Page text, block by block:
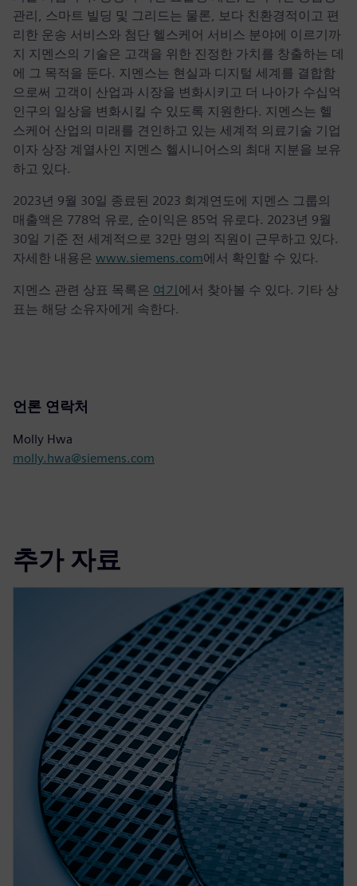
관리, 스마트 빌딩 및 그리드는 물론, 보다 친환경적이고 편
리한 운송 서비스와 첨단 헬스케어 서비스 분야에 이르기까
지 지멘스의 기술은 고객을 위한 진정한 가치를 창출하는 데
에 그 목적을 둔다. 지멘스는 현실과 디지털 세계를 결합함
으로써 고객이 산업과 시장을 변화시키고 더 나아가 수십억
인구의 일상을 변화시킬 수 있도록 지원한다. 지멘스는 헬
스케어 산업의 미래를 견인하고 있는 세계적 의료기술 기업
이자 상장 계열사인 지멘스 헬시니어스의 최대 지분을 보유
하고 있다.
2023년 9월 30일 종료된 2023 회계연도에 지멘스 그룹의
매출액은 778억 유로, 순이익은 85억 유로다. 2023년 9월
30일 기준 전 세계적으로 32만 명의 직원이 근무하고 있다.
자세한 내용은 www.siemens.com에서 확인할 수 있다.
지멘스 관련 상표 목록은 여기에서 찾아볼 수 있다. 기타 상
표는 해당 소유자에게 속한다.
언론 연락처
Molly Hwa
molly.hwa@siemens.com
추가 자료